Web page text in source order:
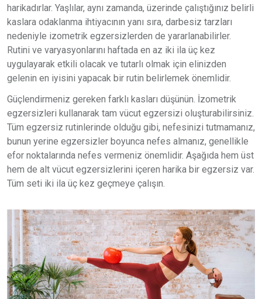
harikadırlar. Yaşlılar, aynı zamanda, üzerinde çalıştığınız belirli
kaslara odaklanma ihtiyacının yanı sıra, darbesiz tarzları
nedeniyle izometrik egzersizlerden de yararlanabilirler.
Rutini ve varyasyonlarını haftada en az iki ila üç kez
uygulayarak etkili olacak ve tutarlı olmak için elinizden
gelenin en iyisini yapacak bir rutin belirlemek önemlidir.
Güçlendirmeniz gereken farklı kasları düşünün. İzometrik
egzersizleri kullanarak tam vücut egzersizi oluşturabilirsiniz.
Tüm egzersiz rutinlerinde olduğu gibi, nefesinizi tutmamanız,
bunun yerine egzersizler boyunca nefes almanız, genellikle
efor noktalarında nefes vermeniz önemlidir. Aşağıda hem üst
hem de alt vücut egzersizlerini içeren harika bir egzersiz var.
Tüm seti iki ila üç kez geçmeye çalışın.